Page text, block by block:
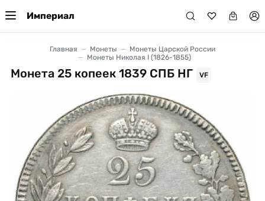
Империал
Главная Монеты
Монеты Царской России
Монеты Николая I (1826-1855)
Монета 25 копеек 1839 СПБ НГ VF